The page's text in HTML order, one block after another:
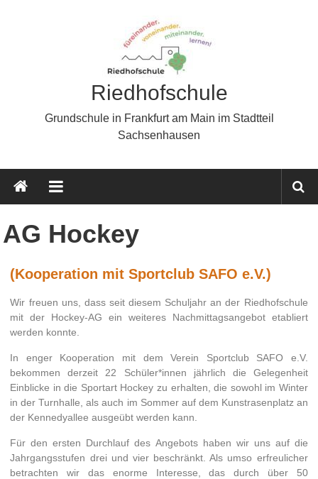
Riedhofschule
Grundschule in Frankfurt am Main im Stadtteil
Sachsenhausen
AG Hockey
(Kooperation mit Sportclub SAFO e.V.)
Wir freuen uns, dass seit diesem Schuljahr an der Riedhofschule
mit der Hockey-AG ein weiteres Nachmittagsangebot etabliert
werden konnte.
In enger Kooperation mit dem Verein Sportclub SAFO e.V.
bekommen derzeit 22 Schüler*innen jährlich die Gelegenheit
Einblicke in die Sportart Hockey zu erhalten, die sowohl im Winter
in der Turnhalle, als auch im Sommer auf dem Kunstrasenplatz an
der Kennedyallee ausgeübt werden kann.
Für den ersten Durchlauf des Angebots haben wir uns auf die
Jahrgangsstufen drei und vier beschränkt. Als umso erfreulicher
betrachten wir das enorme Interesse, das durch über 50